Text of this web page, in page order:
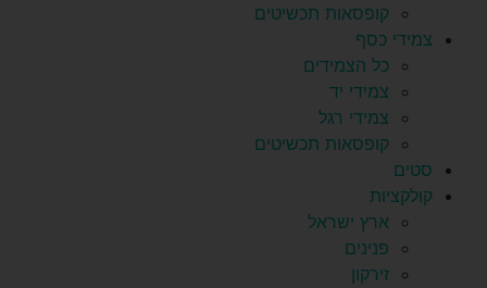
קופסאות תכשיטים
צמידי כסף
כל הצמידים
צמידי יד
צמידי רגל
קופסאות תכשיטים
סטים
קולקציות
ארץ ישראל
פנינים
זירקון